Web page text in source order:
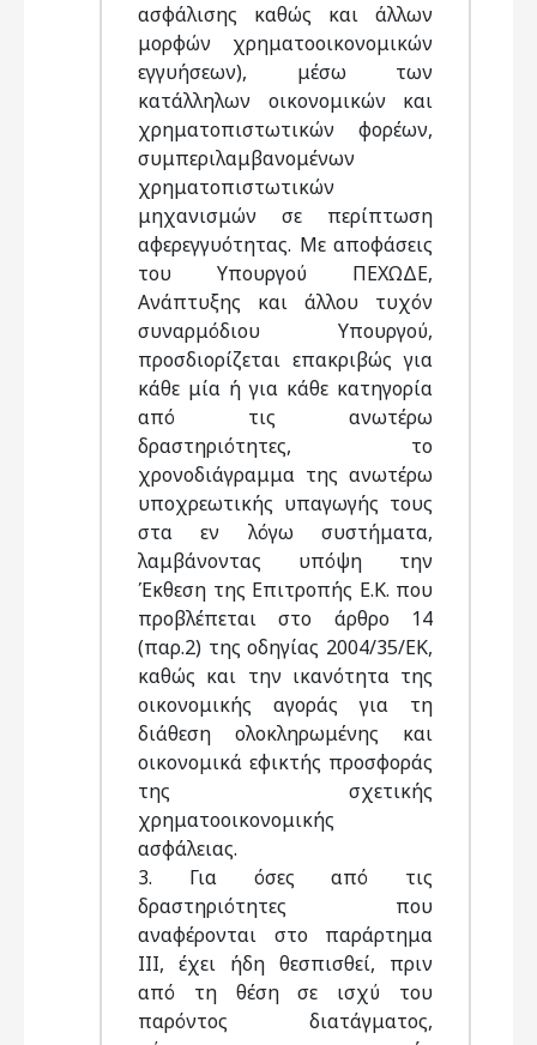
ασφάλισης καθώς και άλλων
μορφών χρηματοοικονομικών
εγγυήσεων), μέσω των
κατάλληλων οικονομικών και
χρηματοπιστωτικών φορέων,
συμπεριλαμβανομένων
χρηματοπιστωτικών
μηχανισμών σε περίπτωση
αφερεγγυότητας. Με αποφάσεις
του Υπουργού ΠΕΧΩΔΕ,
Ανάπτυξης και άλλου τυχόν
συναρμόδιου Υπουργού,
προσδιορίζεται επακριβώς για
κάθε μία ή για κάθε κατηγορία
από τις ανωτέρω
δραστηριότητες, το
χρονοδιάγραμμα της ανωτέρω
υποχρεωτικής υπαγωγής τους
στα εν λόγω συστήματα,
λαμβάνοντας υπόψη την
Έκθεση της Επιτροπής Ε.Κ. που
προβλέπεται στο άρθρο 14
(παρ.2) της οδηγίας 2004/35/ΕΚ,
καθώς και την ικανότητα της
οικονομικής αγοράς για τη
διάθεση ολοκληρωμένης και
οικονομικά εφικτής προσφοράς
της σχετικής
χρηματοοικονομικής
ασφάλειας.
3. Για όσες από τις
δραστηριότητες που
αναφέρονται στο παράρτημα
ΙΙΙ, έχει ήδη θεσπισθεί, πριν
από τη θέση σε ισχύ του
παρόντος διατάγματος,